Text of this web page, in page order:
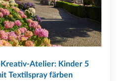
Atelier: Kinder 5
Textilspray färben